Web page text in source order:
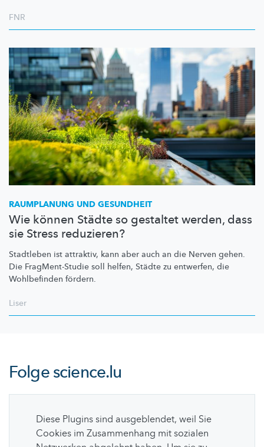
FNR
RAUMPLANUNG UND GESUNDHEIT
Wie können Städte so gestaltet werden, dass
sie Stress reduzieren?
Stadtleben ist attraktiv, kann aber auch an die Nerven gehen.
Die FragMent-Studie soll helfen, Städte zu entwerfen, die
Wohlbefinden fördern.
Liser
Folgescience.lu
Diese Plugins sind ausgeblendet, weil Sie
Cookies im Zusammenhang mit sozialen